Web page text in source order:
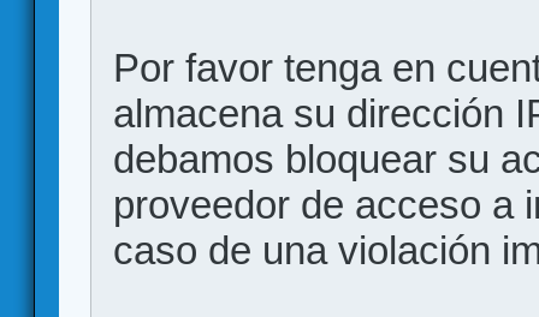
Por favor tenga en
almacena su dirección
debamos bloquear su
proveedor de acceso a
caso de una violación